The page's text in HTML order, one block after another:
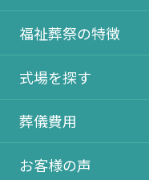
福祉葬祭の特徴
式場を探す
葬儀費用
お客様の声